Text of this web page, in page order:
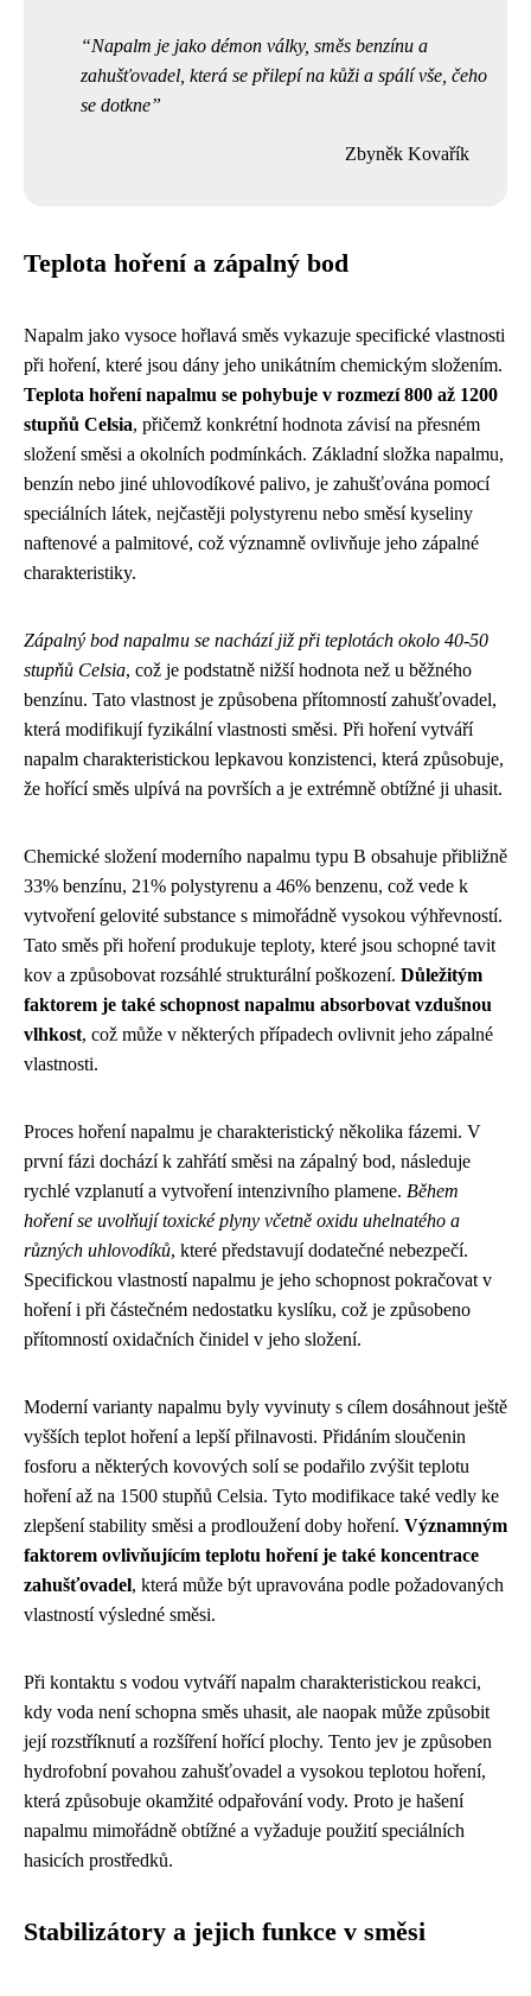
Napalm je jako démon války, směs benzínu a
zahušťovadel, která se přilepí na kůži a spálí vše, čeho
se dotkne
Zbyněk Kovařík
Teplota hoření a zápalný bod
Napalm jako vysoce hořlavá směs vykazuje specifické vlastnosti
při hoření, které jsou dány jeho unikátním chemickým složením.
Teplota hoření napalmu se pohybuje v rozmezí 800 až 1200
stupňů Celsia, přičemž konkrétní hodnota závisí na přesném
složení směsi a okolních podmínkách. Základní složka napalmu,
benzín nebo jiné uhlovodíkové palivo, je zahušťována pomocí
speciálních látek, nejčastěji polystyrenu nebo směsí kyseliny
naftenové a palmitové, což významně ovlivňuje jeho zápalné
charakteristiky.
Zápalný bod napalmu se nachází již při teplotách okolo 40-50
stupňů Celsia, což je podstatně nižší hodnota než u běžného
benzínu. Tato vlastnost je způsobena přítomností zahušťovadel,
která modifikují fyzikální vlastnosti směsi. Při hoření vytváří
napalm charakteristickou lepkavou konzistenci, která způsobuje,
že hořící směs ulpívá na površích a je extrémně obtížné ji uhasit.
Chemické složení moderního napalmu typu B obsahuje přibližně
33% benzínu, 21% polystyrenu a 46% benzenu, což vede k
vytvoření gelovité substance s mimořádně vysokou výhřevností.
Tato směs při hoření produkuje teploty, které jsou schopné tavit
kov a způsobovat rozsáhlé strukturální poškození. Důležitým
faktorem je také schopnost napalmu absorbovat vzdušnou
vlhkost, což může v některých případech ovlivnit jeho zápalné
vlastnosti.
Proces hoření napalmu je charakteristický několika fázemi. V
první fázi dochází k zahřátí směsi na zápalný bod, následuje
rychlé vzplanutí a vytvoření intenzivního plamene. Během
hoření se uvolňují toxické plyny včetně oxidu uhelnatého a
různých uhlovodíků, které představují dodatečné nebezpečí.
Specifickou vlastností napalmu je jeho schopnost pokračovat v
hoření i při částečném nedostatku kyslíku, což je způsobeno
přítomností oxidačních činidel v jeho složení.
Moderní varianty napalmu byly vyvinuty s cílem dosáhnout ještě
vyšších teplot hoření a lepší přilnavosti. Přidáním sloučenin
fosforu a některých kovových solí se podařilo zvýšit teplotu
hoření až na 1500 stupňů Celsia. Tyto modifikace také vedly ke
zlepšení stability směsi a prodloužení doby hoření. Významným
faktorem ovlivňujícím teplotu hoření je také koncentrace
zahušťovadel, která může být upravována podle požadovaných
vlastností výsledné směsi.
Při kontaktu s vodou vytváří napalm charakteristickou reakci,
kdy voda není schopna směs uhasit, ale naopak může způsobit
její rozstříknutí a rozšíření hořící plochy. Tento jev je způsoben
hydrofobní povahou zahušťovadel a vysokou teplotou hoření,
která způsobuje okamžité odpařování vody. Proto je hašení
napalmu mimořádně obtížné a vyžaduje použití speciálních
hasicích prostředků.
Stabilizátory a jejich funkce v směsi